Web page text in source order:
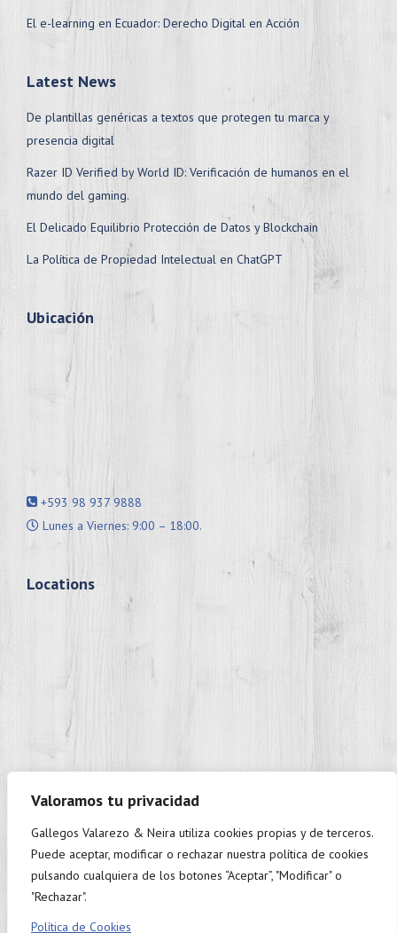
Valoramos tu privacidad
Gallegos Valarezo & Neira utiliza cookies propias y de terceros.
Puede aceptar, modificar o rechazar nuestra política de cookies
pulsando cualquiera de los botones “Aceptar”, "Modificar" o
"Rechazar".
Política de Cookies
El e-learning en Ecuador: Derecho Digital en Acción
Latest News
De plantillas genéricas a textos que protegen tu marca y
presencia digital
Razer ID Verified by World ID: Verificación de humanos en el
mundo del gaming.
El Delicado Equilibrio Protección de Datos y Blockchain
La Política de Propiedad Intelectual en ChatGPT
Ubicación
+593 98 937 9888
Lunes a Viernes: 9:00 – 18:00.
Locations
+593 98 937 9888
Monday to Friday: 9:00 - 18:00.